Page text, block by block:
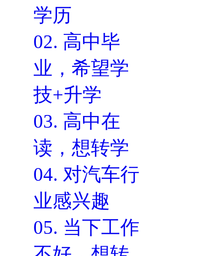
学历
02. 高中毕
业，希望学
技+升学
03. 高中在
读，想转学
04. 对汽车行
业感兴趣
05. 当下工作